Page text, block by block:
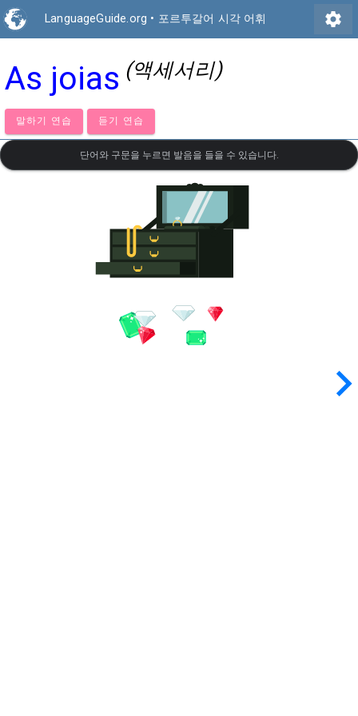
LanguageGuide.org • 포르투갈어 시각 어휘 settings
As joias (액세서리)
말하기 연습 듣기 연습
단어와 구문을 누르면 발음을 들을 수 있습니다.